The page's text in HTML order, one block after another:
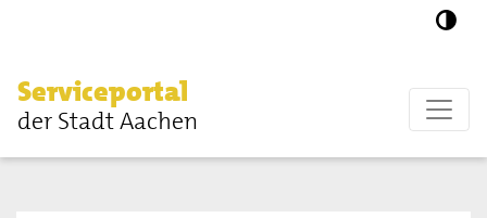
Serviceportal
der Stadt Aachen